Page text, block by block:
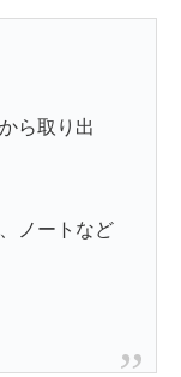
ら取り出
ノートなど